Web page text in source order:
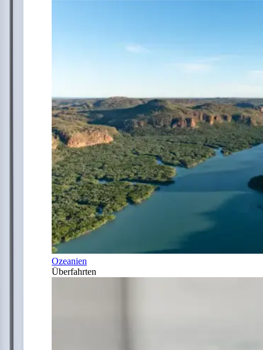
Ozeanien
Überfahrten